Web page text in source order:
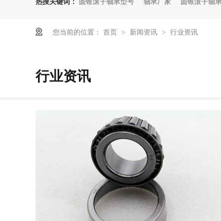
您当前的位置： 首页 > 新闻资讯 > 行业资讯
行业资讯